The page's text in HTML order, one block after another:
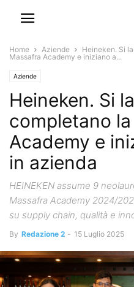
Home Aziende
Heineken. Si
Massafra Academy e iniziano a...
Aziende
Heineken. Si
completano
Academy e
in azienda
HEINEKEN assume 9
Massafra Academy 2024/
su supply chain, qualità e
By Redazione 2 - 15 Luglio 2025